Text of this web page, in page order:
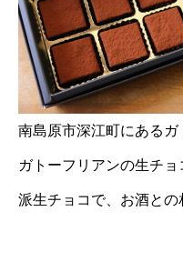
南島原市深江町にあるガ
ガトーフリアンの生チ
派生チョコで、お酒との